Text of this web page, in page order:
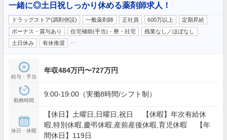
一緒に◎土日祝しっかり休める薬剤師求人！
ドラッグストア(調剤併設) 一般薬剤師 正社員 600万以上
定期昇給
ボーナス・賞与あり
住宅補助(手当)・寮・社宅
残業なし／ほぼなし
土日休み
有休推奨
給与・手当
年収484万円〜727万円
勤務時間
9:00-19:00（実働8時間/シフト制）
休日・休暇
【休日】土曜日,日曜日,祝日 【休暇】年次有給休
暇,特別休暇,慶弔休暇,産前産後休暇,育児休暇 【年
間休日】119日